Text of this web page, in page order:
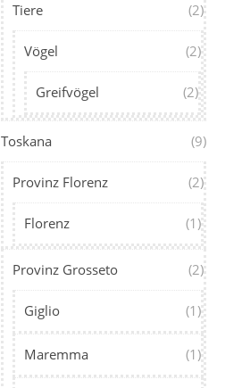
Tiere (2)
Vögel (2)
Greifvögel (2)
Toskana (9)
Provinz Florenz (2)
Florenz (1)
Provinz Grosseto (2)
Giglio (1)
Maremma (1)